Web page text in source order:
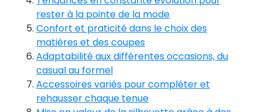
rester à la pointe de la mode
Confort et praticité dans le choix des
matières et des coupes
Adaptabilité aux différentes occasions, du
casual au formel
Accessoires variés pour compléter et
rehausser chaque tenue